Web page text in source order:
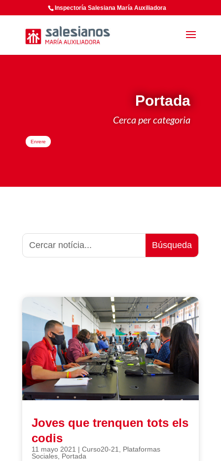
Inspectoría Salesiana María Auxiliadora
Portada
Cerca per categoria
Enrere
Joves que trenquen tots els
codis
11 mayo 2021 | Curso20-21
Plataformas
Sociales, Portada